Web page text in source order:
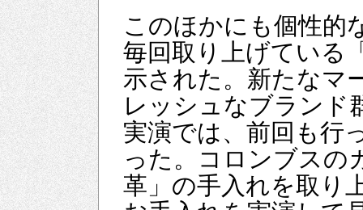
このほかにも個性的
毎回取り上げている
示された。新たなマ
レッシュなブランド
実演では、前回も行
った。コロンブスの
革」の手入れを取り